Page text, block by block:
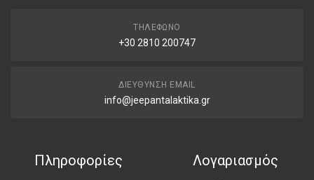
ΤΗΛΈΦΩΝΟ
+30 2810 200747
ΔΙΕΎΘΥΝΣΗ EMAIL
info@jeepantalaktika.gr
Πληροφορίες Λογαριασμός